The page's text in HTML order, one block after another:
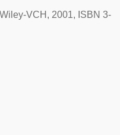
VCH, 2001, ISBN 3-